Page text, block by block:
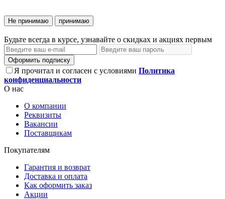
Не принимаю принимаю
Будьте всегда в курсе, узнавайте о скидках и акциях первым
Оформить подписку
Я прочитал и согласен с условиями Политика
конфиденциальности
О нас
О компании
Реквизиты
Вакансии
Поставщикам
Покупателям
Гарантия и возврат
Доставка и оплата
Как оформить заказ
Акции